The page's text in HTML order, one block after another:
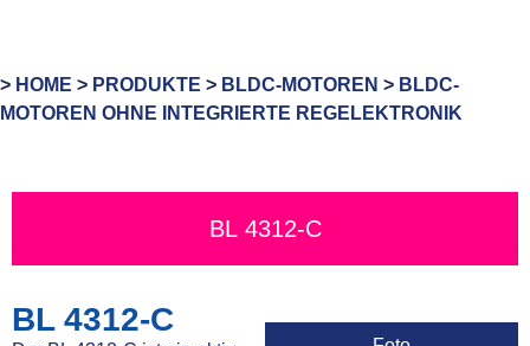
> HOME > PRODUKTE > BLDC-MOTOREN > BLDC-
MOTOREN OHNE INTEGRIERTE REGELEKTRONIK
BL 4312-C
BL 4312-C